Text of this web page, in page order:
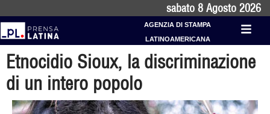
sabato 8 Agosto 2026
AGENZIA DI STAMPA
LATINOAMERICANA
Etnocidio Sioux, la discriminazione
di un intero popolo